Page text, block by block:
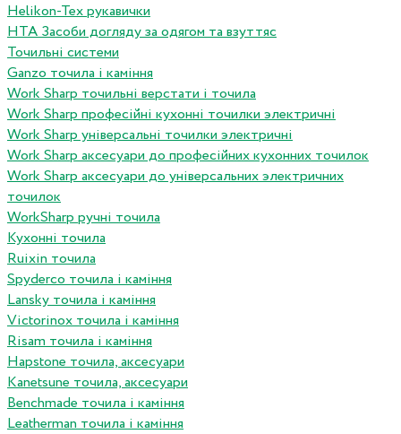
Helikon-Tex рукавички
HTA Засоби догляду за одягом та взуттяс
Точильні системи
Ganzo точила і каміння
Work Sharp точильні верстати і точила
Work Sharp професiйнi кухоннi точилки электричнi
Work Sharp унiверсальнi точилки электричнi
Work Sharp аксесуари до професiйних кухонних точилок
Work Sharp аксесуари до унiверсальних электричних
точилок
WorkSharp ручні точила
Кухонні точила
Ruixin точила
Spyderco точила і каміння
Lansky точила і каміння
Victorinox точила і каміння
Risam точила і каміння
Hapstone точила, аксесуари
Kanetsune точила, аксесуари
Benchmade точила і каміння
Leatherman точила і каміння